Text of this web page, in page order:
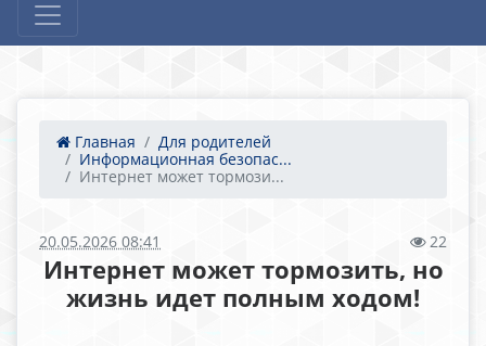
Главная
Для родителей
Информационная безопас...
Интернет может тормози...
20.05.2026 08:41 22
Интернет может тормозить, но
жизнь идет полным ходом!